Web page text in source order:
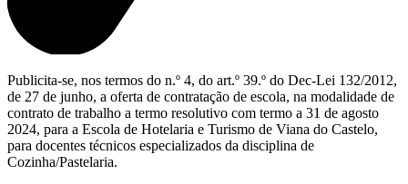
Publicita-se, nos termos do n.º 4, do art.º 39.º do Dec-Lei 132/2012,
de 27 de junho, a oferta de contratação de escola, na modalidade de
contrato de trabalho a termo resolutivo com termo a 31 de agosto
2024, para a Escola de Hotelaria e Turismo de Viana do Castelo,
para docentes técnicos especializados da disciplina de
Cozinha/Pastelaria.